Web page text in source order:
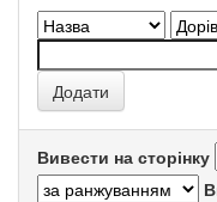
Вивести на сторінку